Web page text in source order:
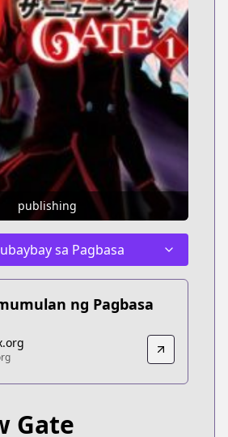
publishing
sa Pagbasa
ng Pagbasa
title/69e218ec-93eb-4025-
Gate